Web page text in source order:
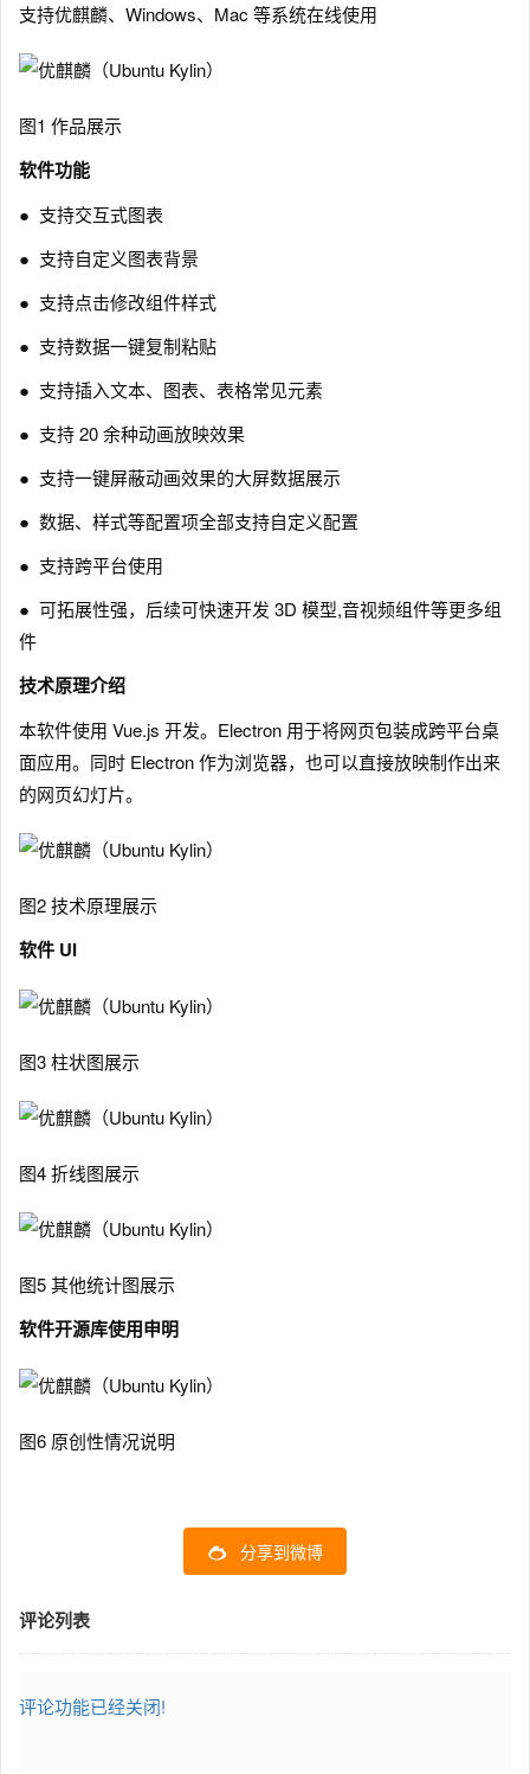
支持优麒麟、Windows、Mac 等系统在线使用
图1 作品展示
软件功能
● 支持交互式图表
● 支持自定义图表背景
● 支持点击修改组件样式
● 支持数据一键复制粘贴
● 支持插入文本、图表、表格常见元素
● 支持 20 余种动画放映效果
● 支持一键屏蔽动画效果的大屏数据展示
● 数据、样式等配置项全部支持自定义配置
● 支持跨平台使用
● 可拓展性强，后续可快速开发 3D 模型,音视频组件等更多组
件
技术原理介绍
本软件使用 Vue.js 开发。Electron 用于将网页包装成跨平台桌
面应用。同时 Electron 作为浏览器，也可以直接放映制作出来
的网页幻灯片。
图2 技术原理展示
软件 UI
图3 柱状图展示
图4 折线图展示
图5 其他统计图展示
软件开源库使用申明
图6 原创性情况说明
分享到微博
评论列表
评论功能已经关闭!